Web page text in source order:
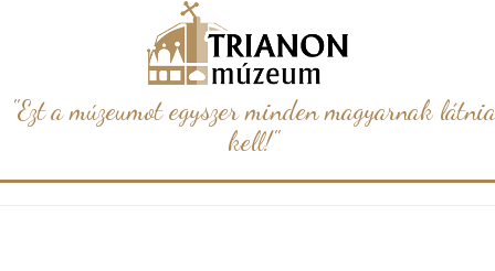
"Ezt a múzeumot egyszer minden magyarnak látnia
kell!"